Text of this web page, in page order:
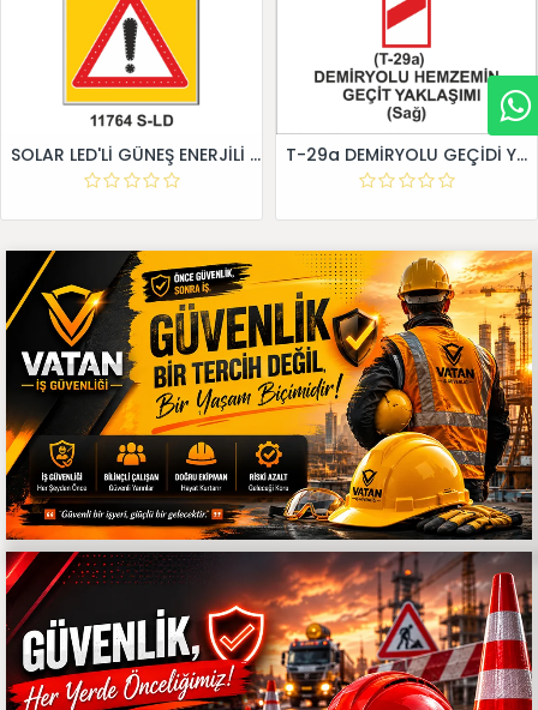
SOLAR LED'Lİ GÜNEŞ ENERJİLİ LEVHA T-29a DEMİRYOLU GEÇİDİ YAKLAŞIM LEVHALARI (Sağ)